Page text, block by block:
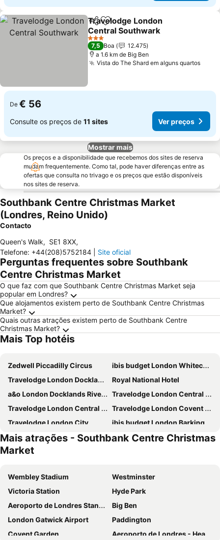
PartilharAdicionar aos favoritos
Travelodge London
Central Southwark
Ver preços
3 Estrelas
7,5 Boa
12.475
a 1.6 km de Big Ben
Vista do The Shard em alguns quartosVer
De € 56
Consulte os preços de 11 sites Ver preços
Mostrar mais
Os preços e a disponibilidade que recebemos dos sites de reserva
mudam frequentemente. Como tal, pode haver diferenças entre as
ofertas que consulta no trivago e os preços que estão disponíveis
nos sites de reserva.
Southbank Centre Christmas Market
(Londres, Reino Unido)
Contacto
Queen's Walk, SE1 8XX,
Telefone: +44(208)5752184 Site oficial
Perguntas frequentes sobre Southbank
Centre Christmas Market
O que faz com que Southbank Centre Christmas Market seja
popular em Londres?
Que alojamentos existem perto de Southbank Centre Christmas
Market?
Quais outras atrações existem perto de Southbank Centre
Christmas Market?
Mais Top hotéis
Zedwell Piccadilly Circus
ibis budget London Whitechapel - Brick Lane
Travelodge London Docklands Central
Royal National Hotel
a&o London Docklands Riverside
Travelodge London Central Elephant and Castle
Travelodge London Central City Road
Travelodge London Covent Garden
Travelodge London City
ibis budget London Barking
Travelodge London Central Kings Cross
Charlotte Street Rooms by News Hotel
Ramada by Wyndham London North M1
Copthorne Tara Hotel London Kensington
Travelodge London Liverpool Street
Park Grand Hyde Park
Travelodge London Central Waterloo
Britannia Inn Hotel
Travelodge London Manor House
Travelodge London Central Southwark
Travelodge London Wembley
Ebury House Hotel
Crowne Plaza London - Kings Cross By Ihg
Mais atrações - Southbank Centre Christmas
Market
Wembley Stadium
Westminster
Victoria Station
Hyde Park
Aeroporto de Londres Stansted
Big Ben
London Gatwick Airport
Paddington
Covent Garden
Aeroporto de Londres - Heathrow